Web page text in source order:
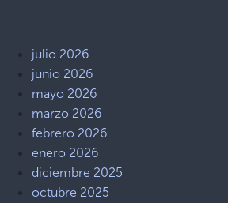
julio 2026
junio 2026
mayo 2026
marzo 2026
febrero 2026
enero 2026
diciembre 2025
octubre 2025